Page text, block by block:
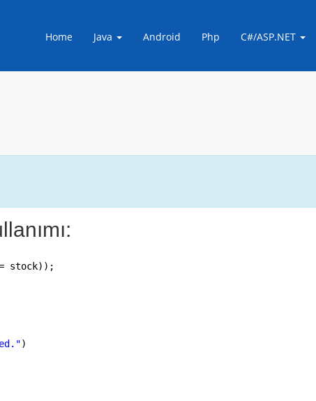
Home Java Android Php C#/ASP.NET
stock));
)